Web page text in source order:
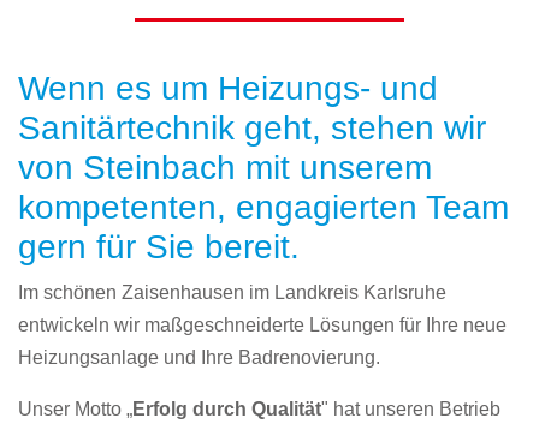
Wenn es um Heizungs- und
Sanitärtechnik geht, stehen wir
von Steinbach mit unserem
kompetenten, engagierten Team
gern für Sie bereit.
Im schönen Zaisenhausen im Landkreis Karlsruhe
entwickeln wir maßgeschneiderte Lösungen für Ihre neue
Heizungsanlage und Ihre Badrenovierung.
Unser Motto „Erfolg durch Qualität" hat unseren Betrieb